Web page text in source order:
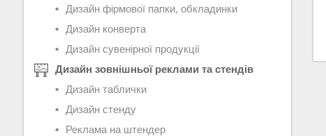
Дизайн фірмової папки, обкладинки
Дизайн конверта
Дизайн сувенірної продукції
Дизайн зовнішньої реклами та стендів
Дизайн таблички
Дизайн стенду
Реклама на штендер